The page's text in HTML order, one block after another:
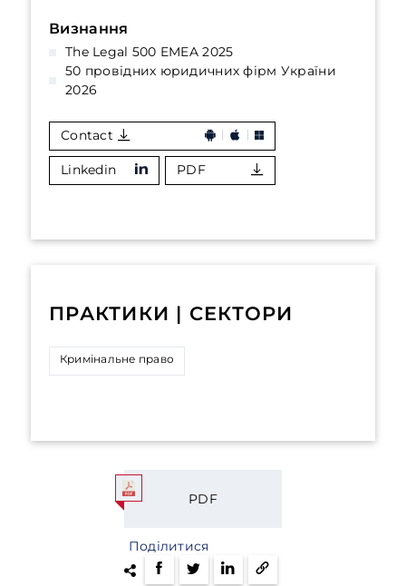
Визнання
The Legal 500 EMEA 2025
50 провідних юридичних фірм України
2026
Contact
Linkedin PDF
ПРАКТИКИ | СЕКТОРИ
Кримінальне право
PDF
Поділитися